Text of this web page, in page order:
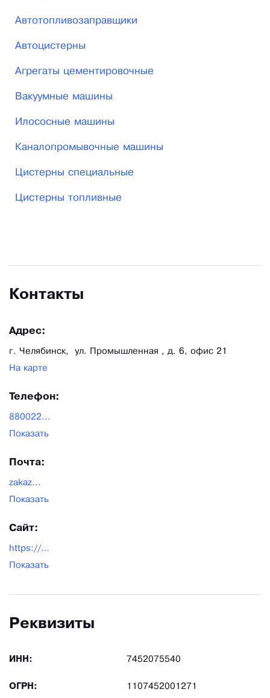
Автотопливозаправщики
Автоцистерны
Агрегаты цементировочные
Вакуумные машины
Илососные машины
Каналопромывочные машины
Цистерны специальные
Цистерны топливные
Контакты
Адрес:
г. Челябинск, ул. Промышленная , д. 6, офис 21
На карте
Телефон:
880022...
Показать
Почта:
zakaz...
Показать
Сайт:
https://chmz.org/
Показать
Реквизиты
ИНН: 7452075540
ОГРН: 1107452001271